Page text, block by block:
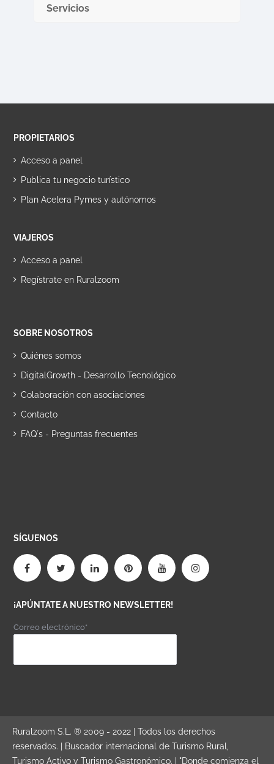
Servicios
PROPIETARIOS
Acceso a panel
Publica tu negocio turístico
Plan Acelera Pymes y autónomos
VIAJEROS
Acceso a panel
Regístrate en Ruralzoom
SOBRE NOSOTROS
Quiénes somos
DigitalGrowth - Desarrollo Tecnológico
Colaboración con asociaciones
Contacto
FAQ´s - Preguntas frecuentes
SÍGUENOS
¡APÚNTATE A NUESTRO NEWSLETTER!
Correo electrónico*
Ruralzoom S.L. ® 2009 - 2022 | Todos los derechos
reservados. | Buscador internacional de Turismo Rural,
Turismo Activo y Turismo Gastronómico. | "Donde comienza el